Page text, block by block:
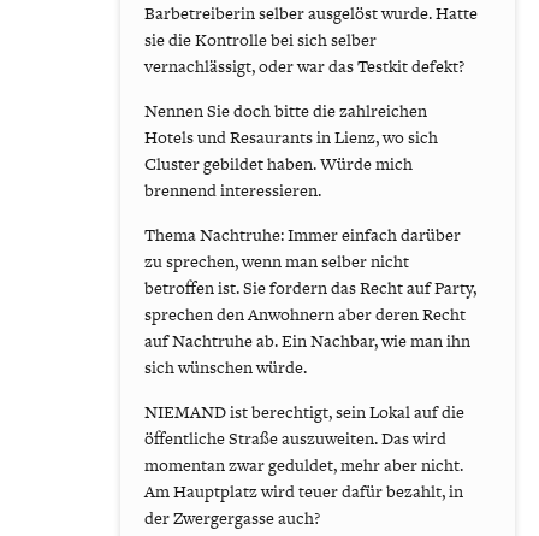
Barbetreiberin selber ausgelöst wurde. Hatte
sie die Kontrolle bei sich selber
vernachlässigt, oder war das Testkit defekt?
Nennen Sie doch bitte die zahlreichen
Hotels und Resaurants in Lienz, wo sich
Cluster gebildet haben. Würde mich
brennend interessieren.
Thema Nachtruhe: Immer einfach darüber
zu sprechen, wenn man selber nicht
betroffen ist. Sie fordern das Recht auf Party,
sprechen den Anwohnern aber deren Recht
auf Nachtruhe ab. Ein Nachbar, wie man ihn
sich wünschen würde.
NIEMAND ist berechtigt, sein Lokal auf die
öffentliche Straße auszuweiten. Das wird
momentan zwar geduldet, mehr aber nicht.
Am Hauptplatz wird teuer dafür bezahlt, in
der Zwergergasse auch?